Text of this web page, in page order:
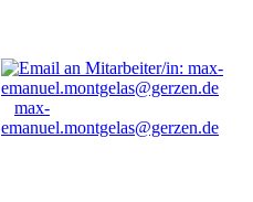
max-
emanuel.montgelas@gerzen.de